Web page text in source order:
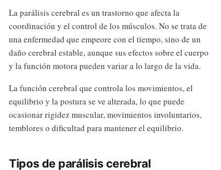
La parálisis cerebral es un trastorno que afecta la
coordinación y el control de los músculos. No se trata de
una enfermedad que empeore con el tiempo, sino de un
daño cerebral estable, aunque sus efectos sobre el cuerpo
y la función motora pueden variar a lo largo de la vida.
La función cerebral que controla los movimientos, el
equilibrio y la postura se ve alterada, lo que puede
ocasionar rigidez muscular, movimientos involuntarios,
temblores o dificultad para mantener el equilibrio.
Tipos de parálisis cerebral